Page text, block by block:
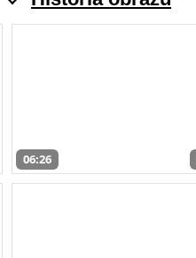
06:26